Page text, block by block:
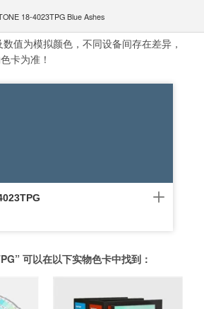
18-4023TPG Blue Ashes
值为模拟颜色，不同设备间存在差异，
卡为准！
可以在以下实物色卡中找到：